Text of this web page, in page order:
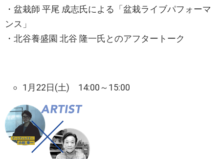
・盆栽師 平尾 成志氏による「盆栽ライブパフォーマ
ンス」
・北谷養盛園 北谷 隆一氏とのアフタートーク
1月22日(土) 14:00～15:00